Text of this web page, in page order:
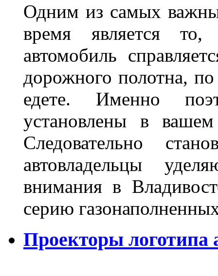
Одним из самых
время является то,
автомобиль
дорожного полотна,
едете. Именно
установлены в
Следовательно
автовладельцы
внимания в
серию
Проекторы логотипа